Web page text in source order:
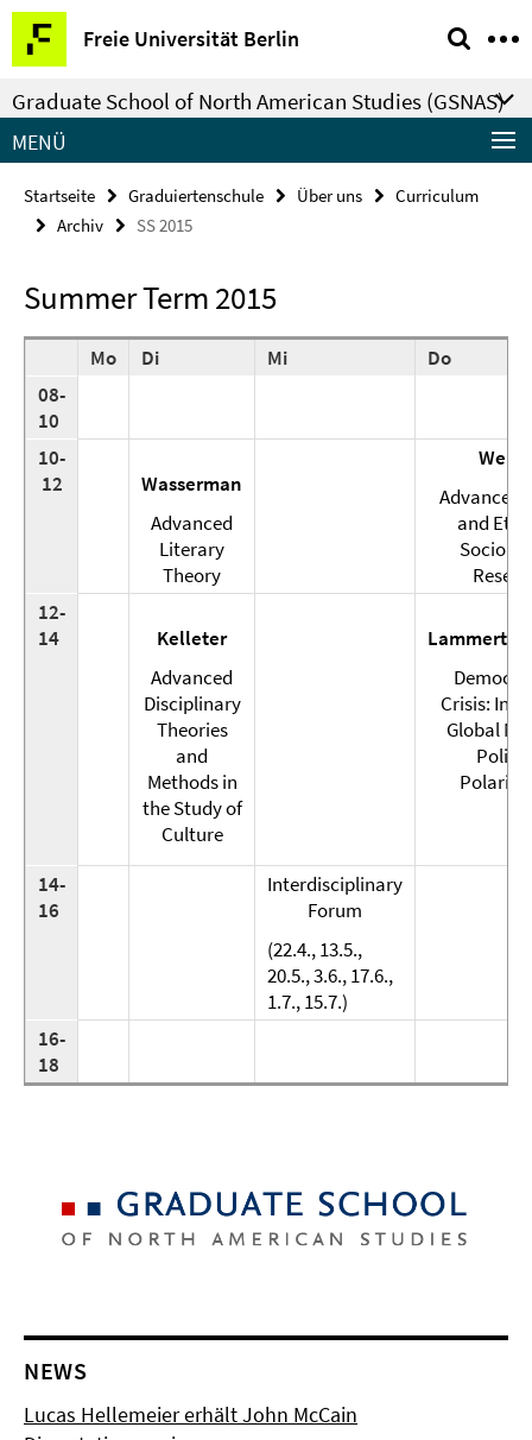
Springe
direkt
zu
Inhalt
Freie Universität Berlin
Service-
Navigation
Graduate School of North American Studies (GSNAS)
MENÜ
Startseite Graduiertenschule Über uns
Curriculum
Archiv
SS 2015
Summer Term 2015
Mo Di Mi
Do
08-
10
10-
12
Wasserman
Advanced
Literary
Theory
Advanced
and
12-
14
Kelleter
Advanced
Disciplinary
Theories
and
Methods in
the Study of
Culture
Lammert/
Crisis:
Global
14-
16
Interdisciplinary
Forum
(22.4., 13.5.,
20.5., 3.6., 17.6.,
1.7., 15.7.)
16-
18
NEWS
Lucas Hellemeier erhält John McCain